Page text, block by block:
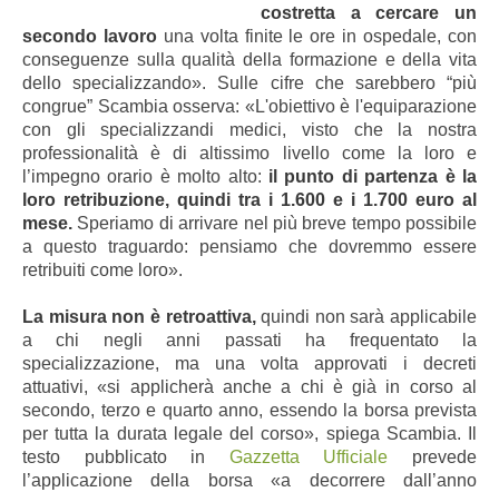
costretta a cercare un
secondo lavorouna volta finite le ore in ospedale, con
conseguenze sulla qualità della formazione e della vita
dello specializzando». Sulle cifre che sarebbero “più
congrue” Scambia osserva: «L'obiettivo è l'equiparazione
con gli specializzandi medici, visto che la nostra
professionalità è di altissimo livello come la loro e
l’impegno orario è molto alto: il punto di partenza è la
loro retribuzione, quindi tra i 1.600 e i 1.700 euro al
mese. Speriamo di arrivare nel più breve tempo possibile
a questo traguardo: pensiamo che dovremmo essere
retribuiti come loro».
La misura non è retroattiva,quindi non sarà applicabile
a chi negli anni passati ha frequentato la
specializzazione, ma una volta approvati i decreti
attuativi, «si applicherà anche a chi è già in corso al
secondo, terzo e quarto anno, essendo la borsa prevista
per tutta la durata legale del corso», spiega Scambia. Il
testo pubblicato in Gazzetta Ufficiale prevede
l’applicazione della borsa «a decorrere dall’anno